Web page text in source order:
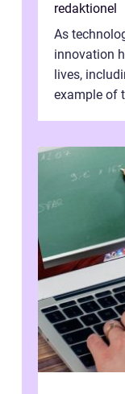
redaktionel
As
innovation
lives,
example of